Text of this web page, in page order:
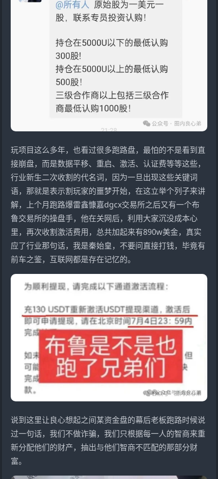
玩项目这么多年，也看过很多跑路盘，最怕的不是看到直
接崩盘，而是数据平移、重启、激活、认证费等等这些，
行业新生二次收割的代名词，因为一旦出现这些关键词
语，那就是表示割玩家的噩梦开始，在这立举个列子来讲
解，上个月跑路爆雷鑫慷嘉dgcx交易所之后又有一个布
鲁交易所的操盘手，他在关网后，利用大家沉没成本心
里，再次收割激活费用，总共加起来有890w美金，真实
应了行业那句话，我是秦始皇，不要问直接打钱，毕竟有
前车之鉴，互联网都是存在记忆的。
说到这里让良心想起之间某资金盘的幕后老板跑路时候说
过一句话，我们不做诈骗，我们只根据每一人的智商来重
新分配他们的财产，抽出与他们智商不匹配的那部分财
富。